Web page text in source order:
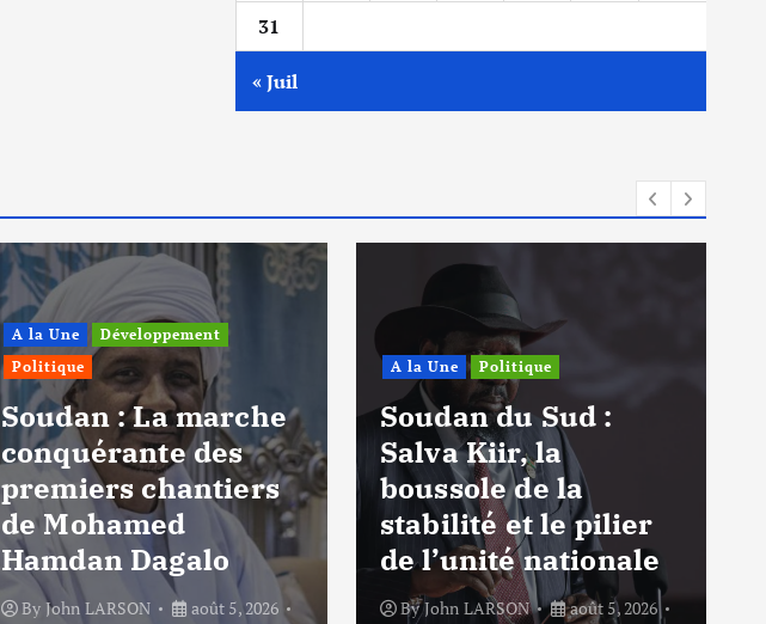
31
« Juil
A la Une
Développement
Politique
Soudan : La marche
conquérante des
premiers chantiers
de Mohamed
Hamdan Dagalo
By John LARSON
août 5, 2026
A la Une Politique
Soudan du Sud :
Salva Kiir, la
boussole de la
stabilité et le pilier
de l’unité nationale
ByJohn LARSON
août 5, 2026